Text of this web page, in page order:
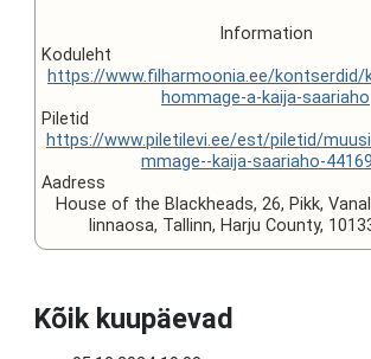
Information
Koduleht
https://www.filharmoonia.ee/
hommage-a-kaija-saariaho
Piletid
https://www.piletilevi.ee/est/piletid/
mmage--kaija-saariaho-
Aadress
House of the Blackheads, 26, Pikk,
linnaosa, Tallinn, Harju County,
Kõik kuupäevad